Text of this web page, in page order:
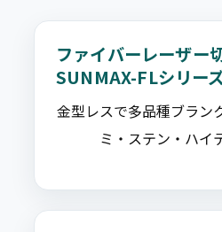
ファイバーレーザー
SUNMAX-FLシリー
金型レスで多品種ブラン
ミ・ステン・ハイ